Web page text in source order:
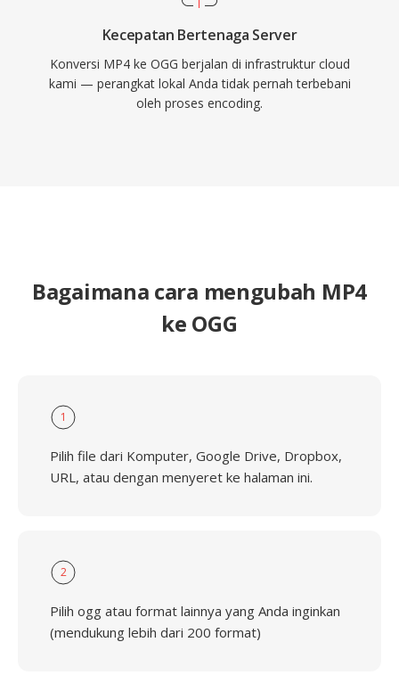
Kecepatan Bertenaga Server
Konversi MP4 ke OGG berjalan di infrastruktur cloud
kami — perangkat lokal Anda tidak pernah terbebani
oleh proses encoding.
Bagaimana cara mengubah MP4
ke OGG
1
Pilih file dari Komputer, Google Drive, Dropbox,
URL, atau dengan menyeret ke halaman ini.
2
Pilih ogg atau format lainnya yang Anda inginkan
(mendukung lebih dari 200 format)